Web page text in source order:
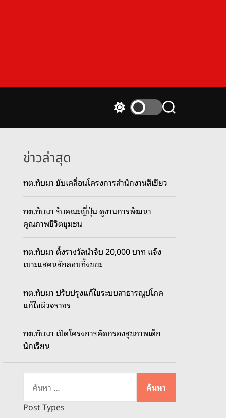
i
o
r
e
S
a
ข่าวล่าสุด
ทต.ทับมา ขับเคลื่อนโครงการสำนักงานสีเขียว
ทต.ทับมา รับคณะญี่ปุ่น ดูงานการพัฒนา
คุณภาพชีวิตชุมชน
ทต.ทับมา ตั้งรางวัลนำจับ 20,000 บาท แจ้ง
เบาะแสคนลักลอบทิ้งขยะ
ทต.ทับมา ปรับปรุงแก้ไขระบบสาธารณูปโภค
แก้ไขผิวจราจร
ทต.ทับมา เปิดโครงการคัดกรองสุขภาพเด็ก
นักเรียน
ห
Post Types